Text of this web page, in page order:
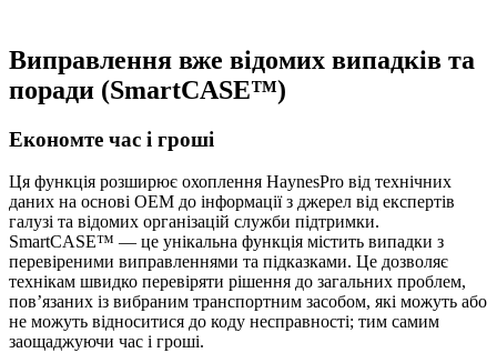
Виправлення вже відомих випадків та
поради (SmartCASE™)
Економте час і гроші
Ця функція розширює охоплення HaynesPro від технічних
даних на основі OEM до інформації з джерел від експертів
галузі та відомих організацій служби підтримки.
SmartCASE™ — це унікальна функція містить випадки з
перевіреними виправленнями та підказками. Це дозволяє
технікам швидко перевіряти рішення до загальних проблем,
пов’язаних із вибраним транспортним засобом, які можуть або
не можуть відноситися до коду несправності; тим самим
заощаджуючи час і гроші.